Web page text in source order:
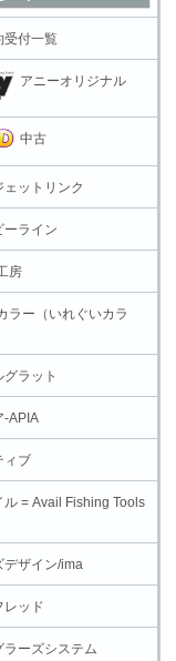
受付一覧
アニーオリジナル
中古
ェットリンク
ーライン
房
ラー（いれぐいカラ
グラット
-APIA
ィブ
ル = Avail Fishing Tools
デザイン/ima
レッド
ラーズシステム